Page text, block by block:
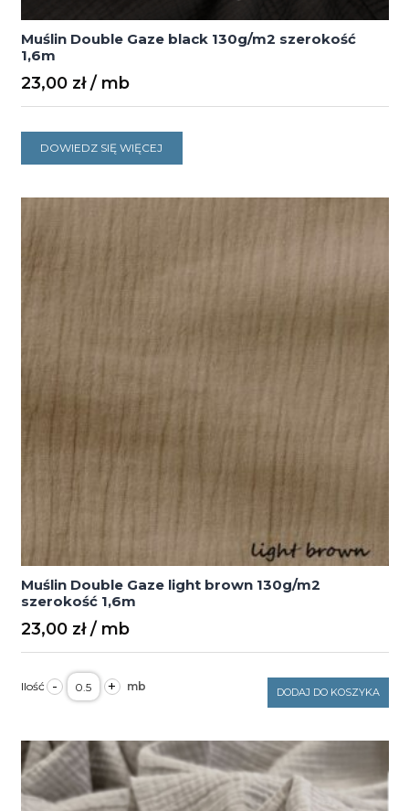
Muślin Double Gaze black 130g/m2 szerokość
1,6m
23,00 zł
DOWIEDZ SIĘ WIĘCEJ
Muślin Double Gaze light brown 130g/m2
szerokość 1,6m
23,00 zł
- ilość
Muślin
Double
brown
130g/m2
szerokość
1,6m
+ DODAJ DO KOSZYKA